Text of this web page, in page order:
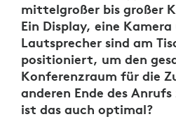
mittelgroßer bis großer
Ein Display, eine Kamera
Lautsprecher sind am
positioniert, um den
Konferenzraum für die
anderen Ende des
ist das auch optimal?